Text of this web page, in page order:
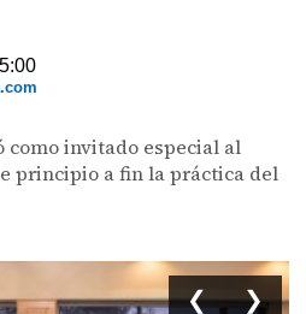
como invitado especial al
principio a fin la práctica del
❮ ❯